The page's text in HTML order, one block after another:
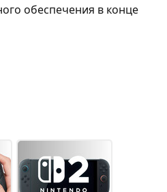
обеспечения в конце